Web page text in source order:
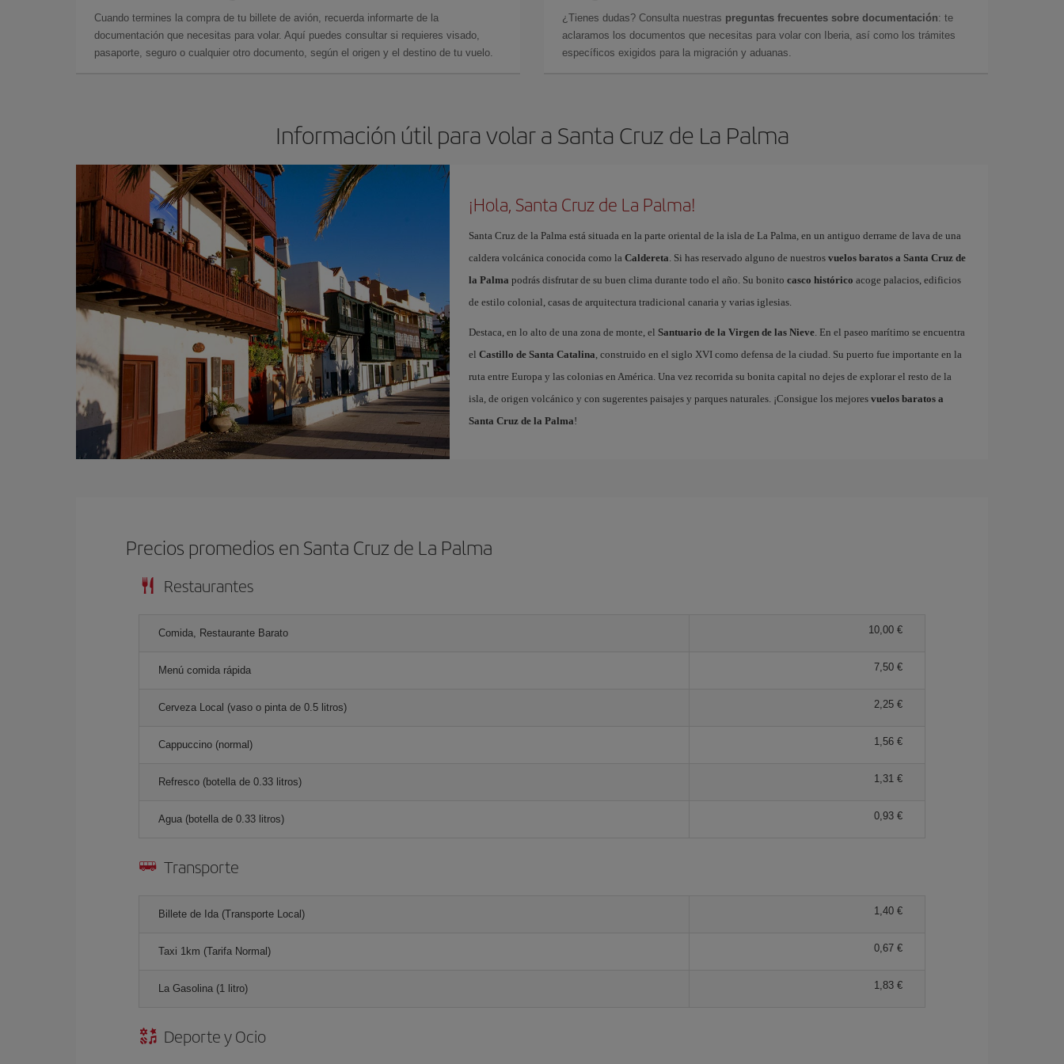
Cuando termines la compra de tu billete de avión, recuerda informarte de la
documentación que necesitas para volar. Aquí puedes consultar si requieres visado,
pasaporte, seguro o cualquier otro documento, según el origen y el destino de tu vuelo.
¿Tienes dudas? Consulta nuestras preguntas frecuentes sobre documentación: te
aclaramos los documentos que necesitas para volar con Iberia, así como los trámites
específicos exigidos para la migración y aduanas.
Información útil para volar a Santa Cruz de La Palma
¡Hola, Santa Cruz de La Palma!
Santa Cruz de la Palma está situada en la parte oriental de la isla de La Palma, en un antiguo derrame de lava de una
caldera volcánica conocida como la Caldereta . Si has reservado alguno de nuestros vuelos baratos a Santa Cruz de
la Palma podrás disfrutar de su buen clima durante todo el año. Su bonito casco histórico acoge palacios, edificios
de estilo colonial, casas de arquitectura tradicional canaria y varias iglesias.
Destaca, en lo alto de una zona de monte, el Santuario de la Virgen de las Nieve. En el paseo marítimo se encuentra
el Castillo de Santa Catalina , construido en el siglo XVI como defensa de la ciudad. Su puerto fue importante en la
ruta entre Europa y las colonias en América. Una vez recorrida su bonita capital no dejes de explorar el resto de la
isla, de origen volcánico y con sugerentes paisajes y parques naturales. ¡Consigue los mejores vuelos baratos a
Santa Cruz de la Palma!
Precios promedios en Santa Cruz de La Palma
Restaurantes
Comida, Restaurante Barato 10,00 €
Menú comida rápida 7,50 €
Cerveza Local (vaso o pinta de 0.5 litros) 2,25 €
Cappuccino (normal) 1,56 €
Refresco (botella de 0.33 litros) 1,31 €
Agua (botella de 0.33 litros) 0,93 €
Transporte
Billete de Ida (Transporte Local) 1,40 €
Taxi 1km (Tarifa Normal) 0,67 €
La Gasolina (1 litro) 1,83 €
Deporte y Ocio